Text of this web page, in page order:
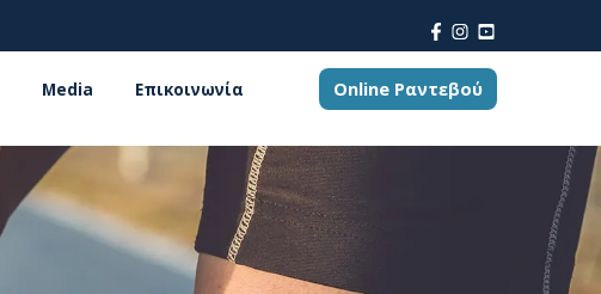
Media Επικοινωνία Online Ραντεβού